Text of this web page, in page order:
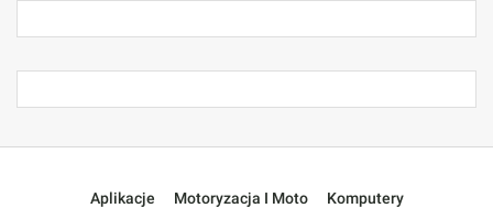
Aplikacje Motoryzacja I Moto Komputery